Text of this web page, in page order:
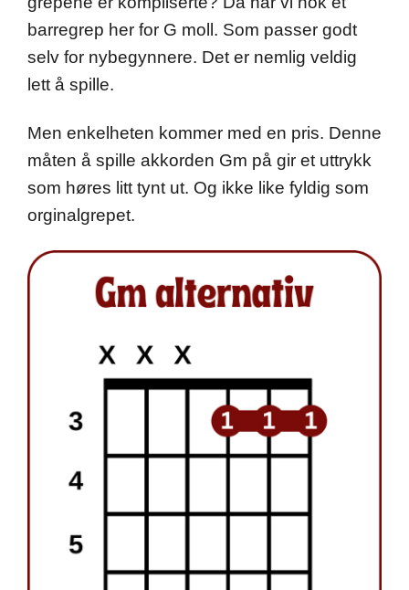
barregrep her for G moll. Som passer godt
selv for nybegynnere. Det er nemlig veldig
lett å spille.
Men enkelheten kommer med en pris. Denne
måten å spille akkorden Gm på gir et uttrykk
som høres litt tynt ut. Og ikke like fyldig som
orginalgrepet.